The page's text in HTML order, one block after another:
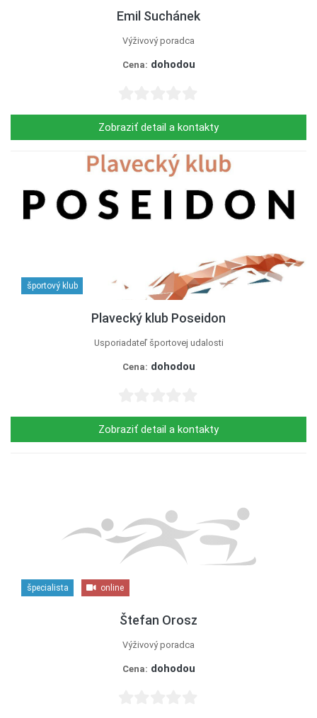
Emil Suchánek
Výživový poradca
Cena: dohodou
Zobraziť detail a kontakty
športový klub
Plavecký klub Poseidon
Usporiadateľ športovej udalosti
Cena: dohodou
Zobraziť detail a kontakty
špecialista online
Štefan Orosz
Výživový poradca
Cena: dohodou